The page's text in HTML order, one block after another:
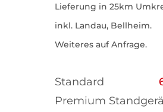
Lieferung in 25km
inkl. Landau, Bellheim.
Weiteres auf Anfrage.
Standard
Premium